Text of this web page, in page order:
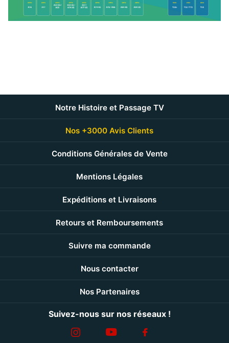
Notre Histoire et Passage TV
Nos +3000 Avis Clients
Conditions Générales de Vente
Mentions Légales
Expéditions et Livraisons
Retours et Remboursements
Suivre ma commande
Nous contacter
Nos Partenaires
Suivez-nous sur nos réseaux !